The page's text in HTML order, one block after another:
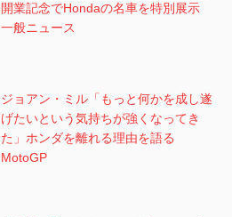
開業記念でHondaの名車を特別展示
一般ニュース
ジョアン・ミル「もっと何かを成し遂
げたいという気持ちが強くなってき
た」ホンダを離れる理由を語る
MotoGP